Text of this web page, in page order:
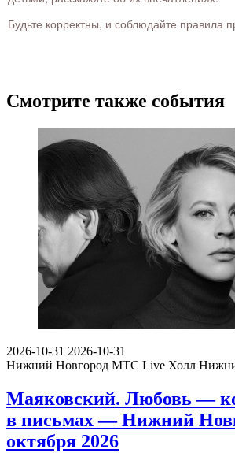
Будьте корректны, и соблюдайте правила
Смотрите также события
2026-10-31 2026-10-31
Нижний Новгород МТС Live Холл
Маяковский. Любовь —
в письмах — Нижний
октября 2026